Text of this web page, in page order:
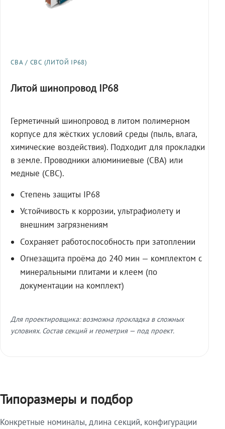
СВА / СВС (ЛИТОЙ IP68)
Литой шинопровод IP68
Герметичный шинопровод в литом полимерном
корпусе для жёстких условий среды (пыль, влага,
химические воздействия). Подходит для прокладки
в земле. Проводники алюминиевые (СВА) или
медные (СВС).
Степень защиты IP68
Устойчивость к коррозии, ультрафиолету и
внешним загрязнениям
Сохраняет работоспособность при затоплении
Огнезащита проёма до 240 мин — комплектом с
минеральными плитами и клеем (по
документации на комплект)
Для проектировщика: возможна прокладка в сложных
условиях. Состав секций и геометрия — под проект.
Типоразмеры и подбор
Конкретные номиналы, длина секций, конфигурации